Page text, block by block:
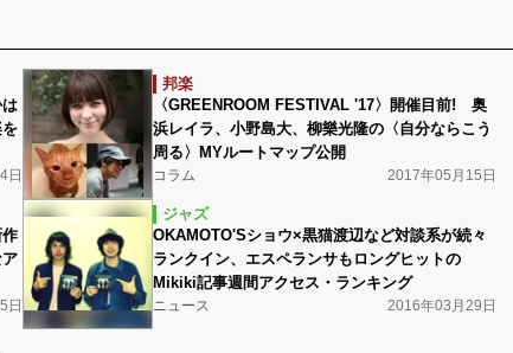
日
邦楽
〈GREENROOM FESTIVAL '17〉開催目前! 奥
浜レイラ、小野島大、柳樂光隆の〈自分ならこう
周る〉MYルートマップ公開
コラム 2017年05月15日
日
ジャズ
OKAMOTO'Sショウ×黒猫渡辺など対談系が続々
ランクイン、エスペランサもロングヒットの
Mikiki記事週間アクセス・ランキング
ニュース 2016年03月29日